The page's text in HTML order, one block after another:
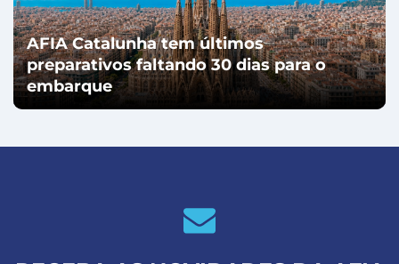
AFIA Catalunha tem últimos
preparativos faltando 30 dias para o
embarque